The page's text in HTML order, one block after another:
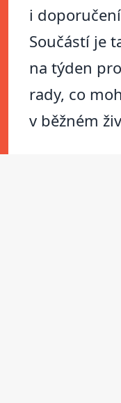
i
Součástí je
na týden
rady, co
v běžném